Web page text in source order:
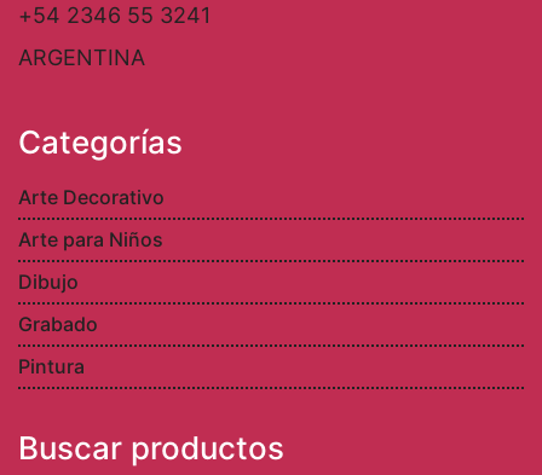
+54 2346 55 3241
ARGENTINA
Categorías
Arte Decorativo
Arte para Niños
Dibujo
Grabado
Pintura
Buscar productos